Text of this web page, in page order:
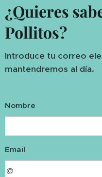
¿Quieres
Pollitos?
Introduce tu correo
mantendremos al día.
Nombre
Email